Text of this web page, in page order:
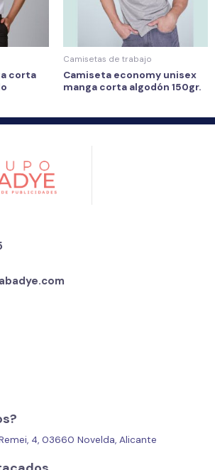
corta
Camisetas de trabajo
Camiseta economy unisex
manga corta algodón 150gr.
4, 03660 Novelda, Alicante